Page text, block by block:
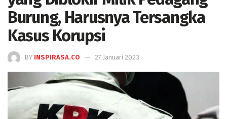
Burung, Harusnya Tersangka
Kasus Korupsi
BY INSPIRASA.CO 27 Januari 2023